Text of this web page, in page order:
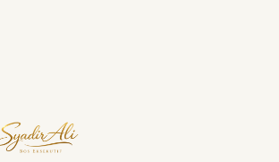
Syadir Ali
Menulis, Berbisnis, Meliput, Menggerakkan